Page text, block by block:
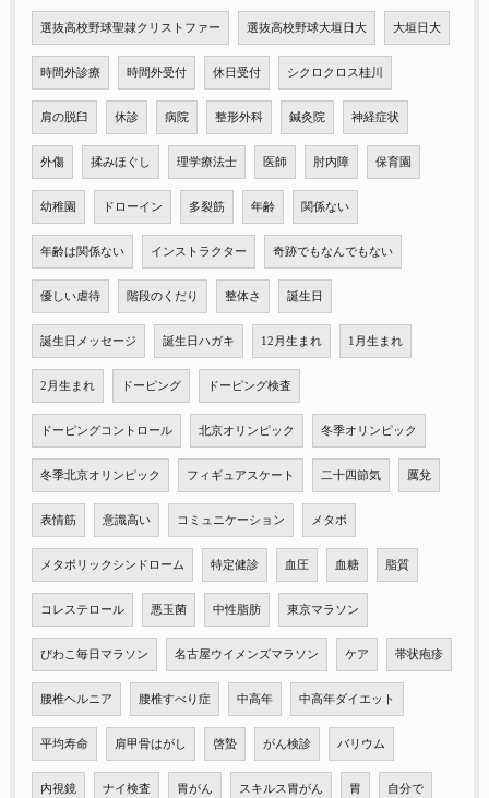
選抜高校野球聖隷クリストファー 選抜高校野球大垣日大 大垣日大
時間外診療 時間外受付 休日受付 シクロクロス桂川
肩の脱臼 休診 病院 整形外科 鍼灸院 神経症状
外傷 揉みほぐし 理学療法士 医師 肘内障 保育園
幼稚園 ドローイン 多裂筋 年齢 関係ない
年齢は関係ない インストラクター 奇跡でもなんでもない
優しい虐待 階段のくだり 整体さ 誕生日
誕生日メッセージ 誕生日ハガキ 12月生まれ 1月生まれ
2月生まれ ドーピング ドーピング検査
ドーピングコントロール 北京オリンピック 冬季オリンピック
冬季北京オリンピック フィギュアスケート 二十四節気 厲兌
表情筋 意識高い コミュニケーション メタボ
メタボリックシンドローム 特定健診 血圧 血糖 脂質
コレステロール 悪玉菌 中性脂肪 東京マラソン
びわこ毎日マラソン 名古屋ウイメンズマラソン ケア 帯状疱疹
腰椎ヘルニア 腰椎すべり症 中高年 中高年ダイエット
平均寿命 肩甲骨はがし 啓蟄 がん検診 バリウム
内視鏡 ナイ検査 胃がん スキルス胃がん 胃 自分で